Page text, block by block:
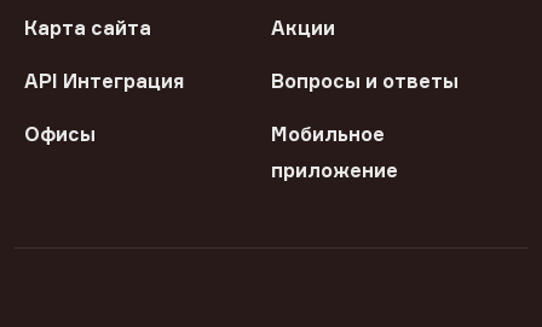
Карта сайта Акции
API Интеграция Вопросы и ответы
Офисы
Мобильное
приложение